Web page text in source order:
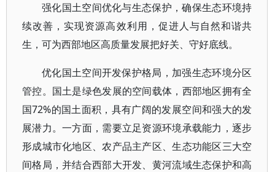
强化国土空间优化与生态保护，确保生态环境持
续改善，实现资源高效利用，促进人与自然和谐共
生，可为西部地区高质量发展把好关、守好底线。
优化国土空间开发保护格局，加强生态环境分区
管控。国土是绿色发展的空间载体，西部地区拥有全
国72%的国土面积，具有广阔的发展空间和强大的发
展潜力。一方面，需要立足资源环境承载能力，逐步
形成城市化地区、农产品主产区、生态功能区三大空
间格局，并结合西部大开发、黄河流域生态保护和高